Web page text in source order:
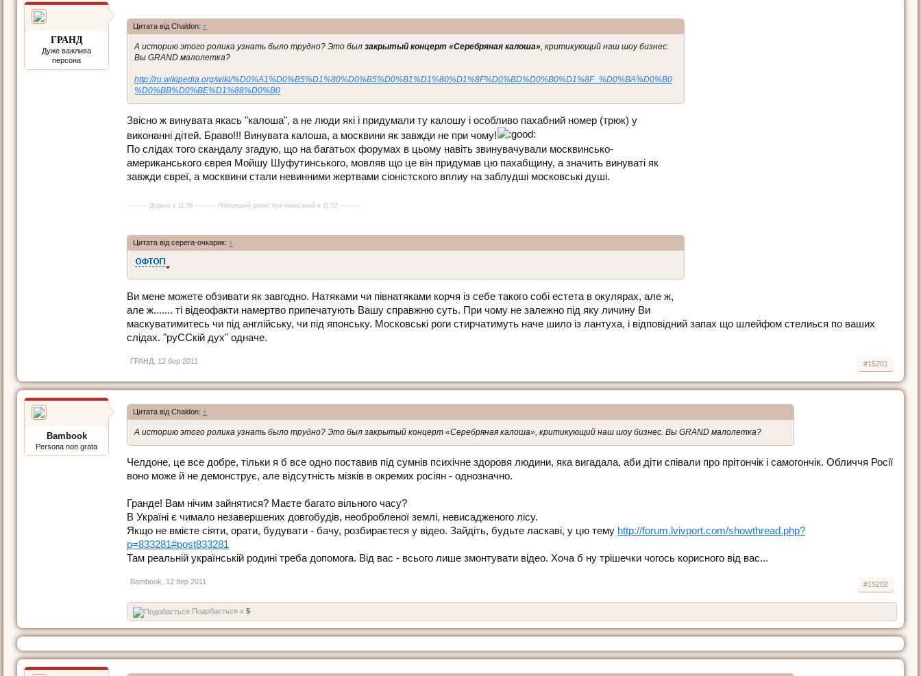
ГРАНД
Дуже важлива
персона
Цитата від Chaldon: ↑
А историю этого ролика узнать было трудно? Это был закрытый концерт «Серебряная калоша» , критикующий наш шоу бизнес.
Вы GRAND малолетка?
http://ru.wikipedia.org/wiki/%D0%A1%D0%B5%D1%80%D0%B5%D0%B1%D1%80%D1%8F%D0%BD%D0%B0%D1%8F_%D0%BA%D0%B0
%D0%BB%D0%BE%D1%88%D0%B0
Звісно ж винувата якась "калоша", а не люди які і придумали ту калошу і особливо пахабний номер (трюк) у
виконанні дітей. Браво!!! Винувата калоша, а москвини як завжди не при чому!
По слідах того скандалу згадую, що на багатьох форумах в цьому навіть звинувачували москвинсько-
американського єврея Мойшу Шуфутинського, мовляв що це він придумав цю пахабщину, а значить винуваті як
завжди євреї, а москвини стали невинними жертвами сіоністского вплиу на заблудші московські душі.
---------- Додано в 11:56 ---------- Попередній допис був написаний в 11:52 ----------
Цитата від серега-очкарик: ↑
Ви мене можете обзивати як завгодно. Натяками чи півнатяками корчя із себе такого собі естета в окулярах, але ж,
але ж....... ті відеофакти намертво припечатують Вашу справжню суть. При чому не залежно під яку личину Ви
маскуватимитесь чи під англійську, чи під японську. Московські роги стирчатимуть наче шило із лантуха, і відповідний запах що шлейфом стелиься по ваших
слідах. "руССкій дух" одначе.
ГРАНД 12 бер 2011 #15201
Bambook
Persona non grata
Цитата від Chaldon: ↑
А историю этого ролика узнать было трудно? Это был закрытый концерт «Серебряная калоша», критикующий наш шоу бизнес. Вы GRAND малолетка?
Челдоне, це все добре, тільки я б все одно поставив під сумнів психічне здоровя людини, яка вигадала, аби діти співали про прітончік і самогончік. Обличчя Росії
воно може й не демонструє, але відсутність мізків в окремих росіян - однозначно.
Гранде! Вам нічим зайнятися? Маєте багато вільного часу?
В Україні є чимало незавершених довгобудів, необробленої землі, невисадженого лісу.
Якщо не вмієте сіяти, орати, будувати - бачу, розбираєтеся у відео. Зайдіть, будьте ласкаві, у цю тему http://forum.lvivport.com/showthread.php?
p=833281#post833281
Там реальній українській родині треба допомога. Від вас - всього лише змонтувати відео. Хоча б ну трішечки чогось корисного від вас...
Bambook 12 бер 2011 #15202
Подобається x 5